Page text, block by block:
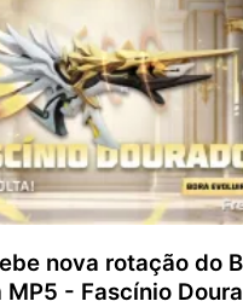
nova rotação do
MP5 - Fascínio